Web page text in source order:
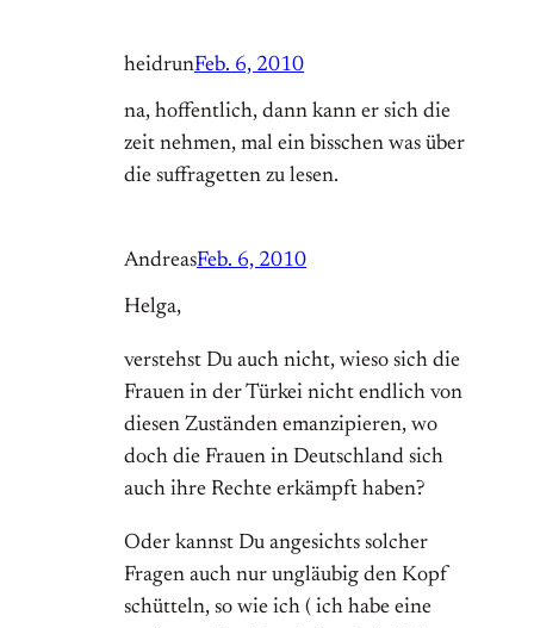
heidrunFeb. 6, 2010
na, hoffentlich, dann kann er sich die
zeit nehmen, mal ein bisschen was über
die suffragetten zu lesen.
AndreasFeb. 6, 2010
Helga,
verstehst Du auch nicht, wieso sich die
Frauen in der Türkei nicht endlich von
diesen Zuständen emanzipieren, wo
doch die Frauen in Deutschland sich
auch ihre Rechte erkämpft haben?
Oder kannst Du angesichts solcher
Fragen auch nur ungläubig den Kopf
schütteln, so wie ich ( ich habe eine